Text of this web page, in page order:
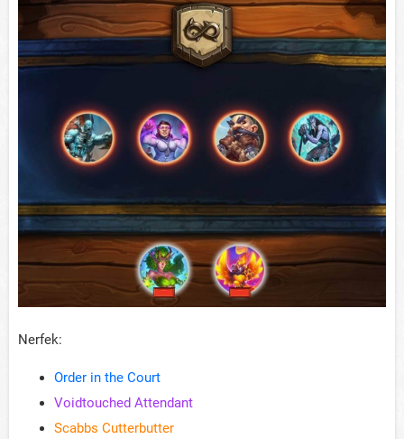
Nerfek:
Order in the Court
Voidtouched Attendant
Scabbs Cutterbutter